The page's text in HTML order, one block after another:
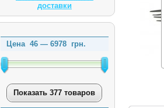
доставки
Цена 46 — 6978 грн.
Показать 377 товаров